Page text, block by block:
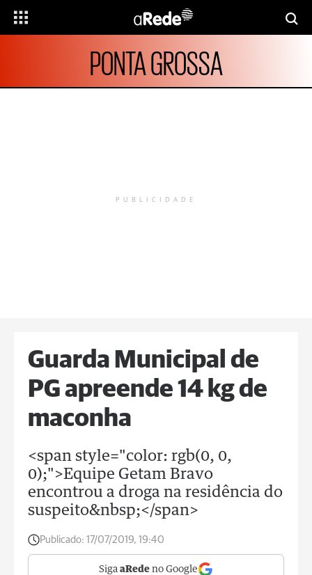
PONTA GROSSA
PUBLICIDADE
Guarda Municipal de
PG apreende 14 kg de
maconha
<span style="color: rgb(0, 0,
0);">Equipe Getam Bravo
encontrou a droga na residência do
suspeito&nbsp;</span>
Publicado: 17/07/2019, 19:40
Siga aRede no Google